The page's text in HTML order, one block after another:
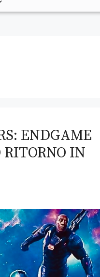
ENDGAME
RITORNO IN